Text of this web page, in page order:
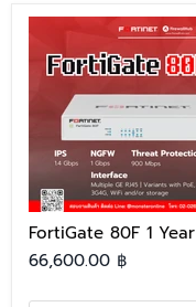
FortiGate 80F 1 Year
66,600.00 ฿